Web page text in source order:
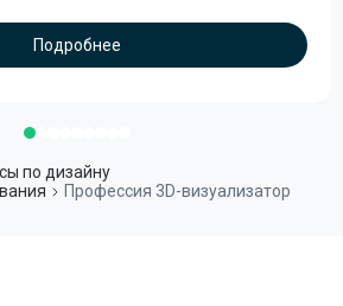
Подробнее
по дизайну
Профессия 3D-визуализатор